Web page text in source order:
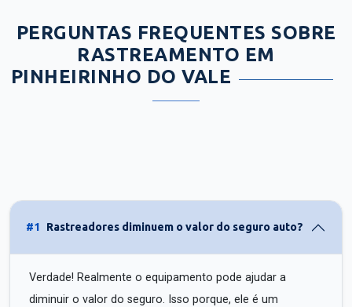
PERGUNTAS FREQUENTES SOBRE
RASTREAMENTO EM
PINHEIRINHO DO VALE
#1 Rastreadores diminuem o valor do seguro auto?
Verdade! Realmente o equipamento pode ajudar a
diminuir o valor do seguro. Isso porque, ele é um